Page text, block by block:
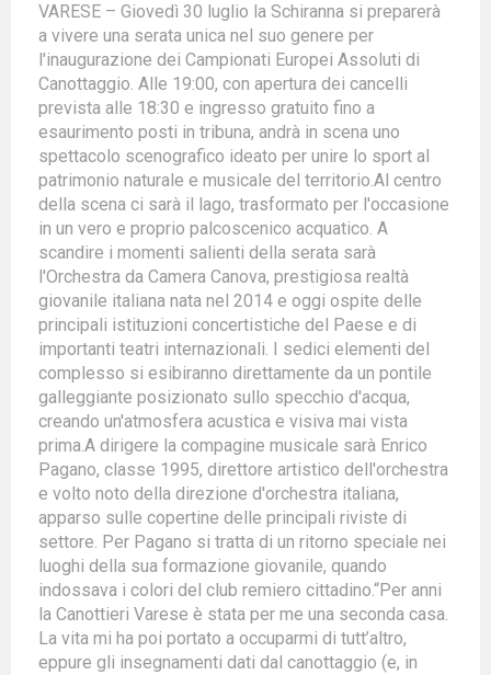
VARESE – Giovedì 30 luglio la Schiranna si preparerà
a vivere una serata unica nel suo genere per
l'inaugurazione dei Campionati Europei Assoluti di
Canottaggio. Alle 19:00, con apertura dei cancelli
prevista alle 18:30 e ingresso gratuito fino a
esaurimento posti in tribuna, andrà in scena uno
spettacolo scenografico ideato per unire lo sport al
patrimonio naturale e musicale del territorio.Al centro
della scena ci sarà il lago, trasformato per l'occasione
in un vero e proprio palcoscenico acquatico. A
scandire i momenti salienti della serata sarà
l'Orchestra da Camera Canova, prestigiosa realtà
giovanile italiana nata nel 2014 e oggi ospite delle
principali istituzioni concertistiche del Paese e di
importanti teatri internazionali. I sedici elementi del
complesso si esibiranno direttamente da un pontile
galleggiante posizionato sullo specchio d'acqua,
creando un'atmosfera acustica e visiva mai vista
prima.A dirigere la compagine musicale sarà Enrico
Pagano, classe 1995, direttore artistico dell'orchestra
e volto noto della direzione d'orchestra italiana,
apparso sulle copertine delle principali riviste di
settore. Per Pagano si tratta di un ritorno speciale nei
luoghi della sua formazione giovanile, quando
indossava i colori del club remiero cittadino.“Per anni
la Canottieri Varese è stata per me una seconda casa.
La vita mi ha poi portato a occuparmi di tutt’altro,
eppure gli insegnamenti dati dal canottaggio (e, in